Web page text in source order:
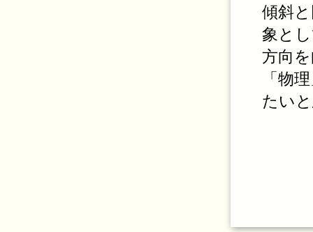
傾斜
象と
方向
「物
たい